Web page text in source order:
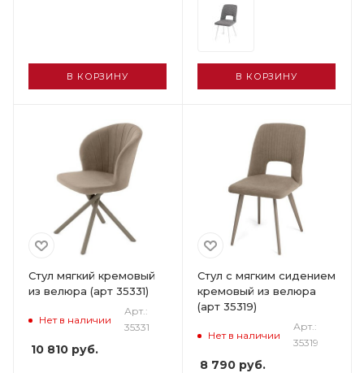
В КОРЗИНУ В КОРЗИНУ
Стул мягкий кремовый
из велюра (арт 35331)
Нет в наличии
Арт.:
35331
10 810 руб.
Стул с мягким сидением
кремовый из велюра
(арт 35319)
Нет в наличии
Арт.:
35319
8 790 руб.